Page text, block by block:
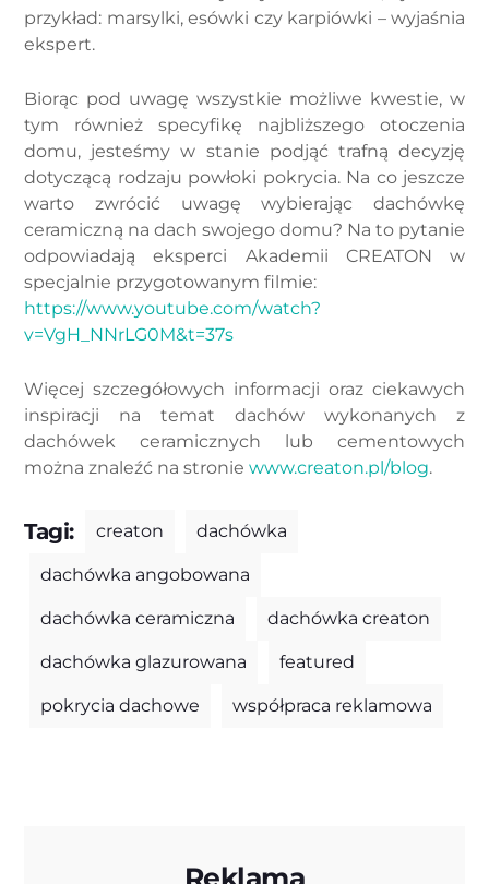
przykład: marsylki, esówki czy karpiówki – wyjaśnia
ekspert.
Biorąc pod uwagę wszystkie możliwe kwestie, w
tym również specyfikę najbliższego otoczenia
domu, jesteśmy w stanie podjąć trafną decyzję
dotyczącą rodzaju powłoki pokrycia. Na co jeszcze
warto zwrócić uwagę wybierając dachówkę
ceramiczną na dach swojego domu? Na to pytanie
odpowiadają eksperci Akademii CREATON w
specjalnie przygotowanym filmie:
https://www.youtube.com/watch?
v=VgH_NNrLG0M&t=37s
Więcej szczegółowych informacji oraz ciekawych
inspiracji na temat dachów wykonanych z
dachówek ceramicznych lub cementowych
można znaleźć na stronie www.creaton.pl/blog.
Tagi: creaton dachówka
dachówka angobowana
dachówka ceramiczna dachówka creaton
dachówka glazurowana featured
pokrycia dachowe współpraca reklamowa